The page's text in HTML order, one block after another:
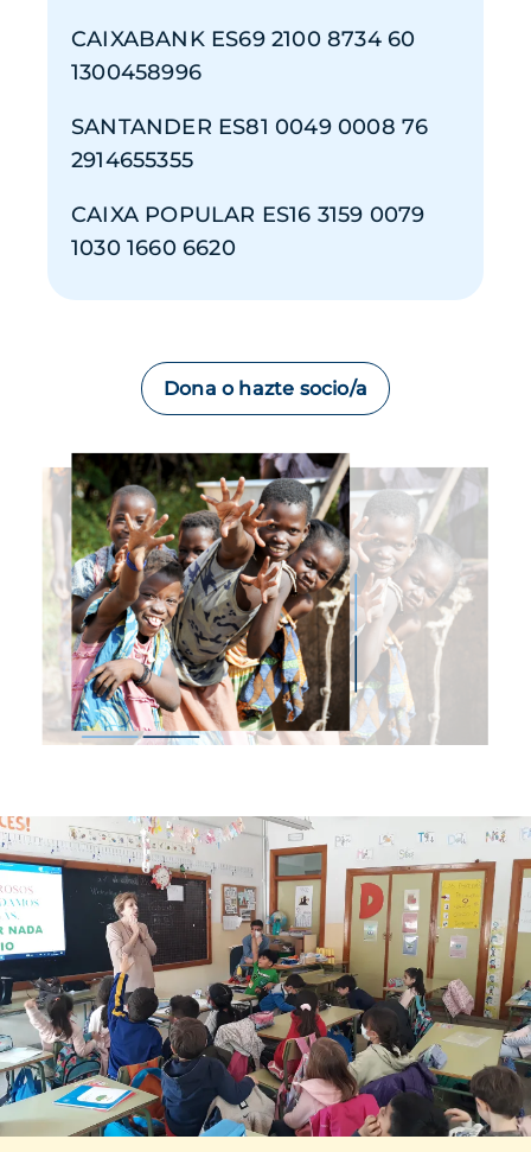
CAIXABANK ES69 2100 8734 60
1300458996
SANTANDER ES81 0049 0008 76
2914655355
CAIXA POPULAR ES16 3159 0079
1030 1660 6620
Dona o hazte socio/a
Imagen